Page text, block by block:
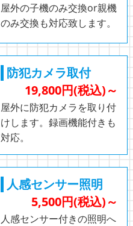
屋外の子機のみ交換or親機
のみ交換も対応致します。
防犯カメラ取付
19,800円(税込)～
屋外に防犯カメラを取り付
けします。録画機能付きも
対応。
人感センサー照明
5,500円(税込)～
人感センサー付きの照明へ